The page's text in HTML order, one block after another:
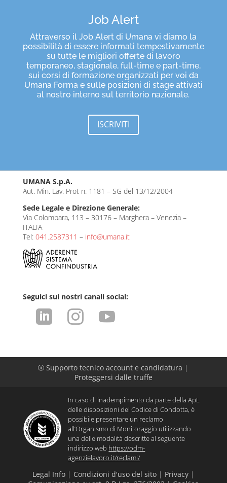
Job Alert
Attraverso il Job Alert di Umana vi diamo la
possibilità di essere informati tempestivamente
su tutte le migliori offerte di lavoro
temporaneo, stagionale, full-time e part-time,
sui corsi di formazione organizzati per voi da
Umana Forma e sulle posizioni di stage attivati
al nostro interno sul territorio nazionale.
ISCRIVITI
UMANA S.p.A.
Aut. Min. Lav. Prot n. 1181 – SG del 13/12/2004
Sede Legale e Direzione Generale:
Via Colombara, 113 – 30176 – Marghera – Venezia –
ITALIA
Tel: 041.2587311 – info@umana.it
Seguici sui nostri canali social:
  
p Supporto tecnico account e candidatura |
Proteggersi dalle truffe
In caso di inadempimento da parte della ApL
delle disposizioni del Codice di Condotta, è
possibile presentare un reclamo
all’Organismo di Monitoraggio utilizzando
una delle modalità descritte al seguente
indirizzo web https://odm-
agenzielavoro.it/reclami/
Legal Info| Condizioni d'uso del sito| Privacy|